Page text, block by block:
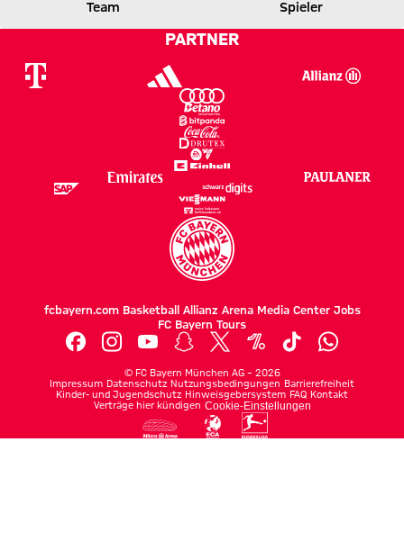
FCB
Team Spieler
PARTNER
fcbayern.com Basketball Allianz Arena Media Center Jobs
FC Bayern Tours
© FC Bayern München AG – 2026
Impressum Datenschutz Nutzungsbedingungen Barrierefreiheit
Kinder- und Jugendschutz Hinweisgebersystem FAQ Kontakt
Verträge hier kündigen Cookie-Einstellungen